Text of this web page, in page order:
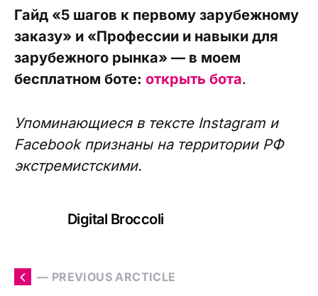
Гайд «5 шагов к первому зарубежному
заказу» и «Профессии и навыки для
зарубежного рынка» — в моем
бесплатном боте: открыть бота.
Упоминающиеся в тексте Instagram и
Facebook признаны на территории РФ
экстремистскими.
Digital Broccoli
— PREVIOUS ARCTICLE